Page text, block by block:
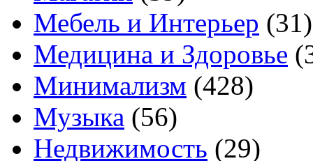
Мебель и Интерьер (31)
Медицина и Здоровье
Минимализм (428)
Музыка (56)
Недвижимость (29)